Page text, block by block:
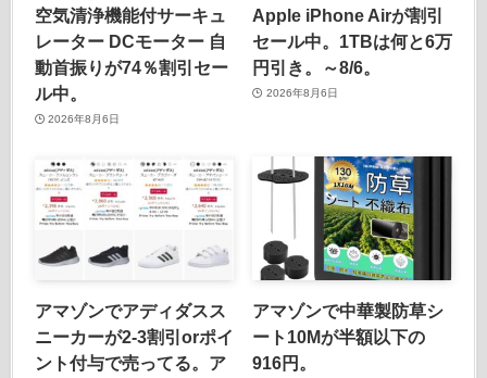
空気清浄機能付サーキュ
レーター DCモーター 自
動首振りが74％割引セー
ル中。
2026年8月6日
Apple iPhone Airが割引
セール中。1TBは何と6万
円引き。～8/6。
2026年8月6日
アマゾンでアディダスス
ニーカーが2-3割引orポイ
ント付与で売ってる。ア
アマゾンで中華製防草シ
ート10Mが半額以下の
916円。